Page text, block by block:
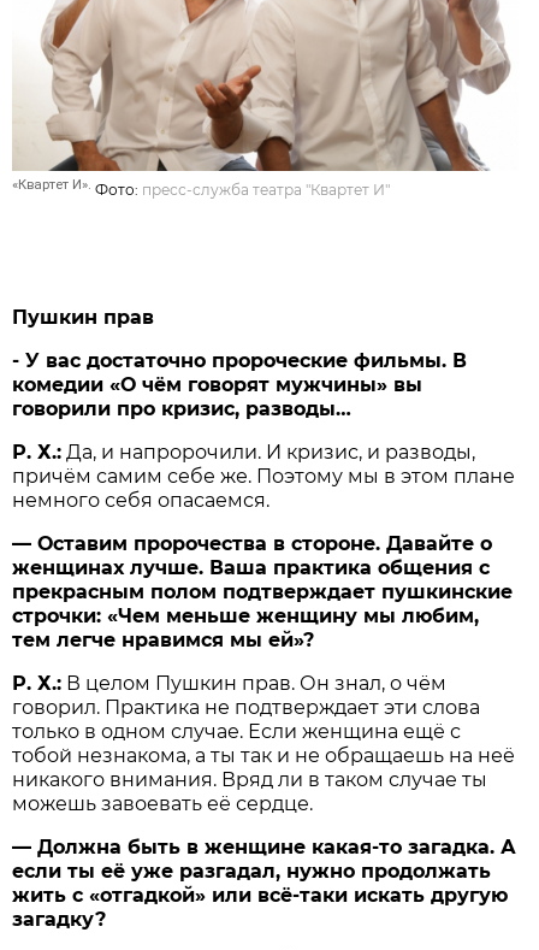
«Квартет И».Фото: пресс-служба театра "Квартет И"
Пушкин прав
- У вас достаточно пророческие фильмы. В
комедии «О чём говорят мужчины» вы
говорили про кризис, разводы…
Р. Х.: Да, и напророчили. И кризис, и разводы,
причём самим себе же. Поэтому мы в этом плане
немного себя опасаемся.
— Оставим пророчества в стороне. Давайте о
женщинах лучше. Ваша практика общения с
прекрасным полом подтверждает пушкинские
строчки: «Чем меньше женщину мы любим,
тем легче нравимся мы ей»?
Р. Х.: В целом Пушкин прав. Он знал, о чём
говорил. Практика не подтверждает эти слова
только в одном случае. Если женщина ещё с
тобой незнакома, а ты так и не обращаешь на неё
никакого внимания. Вряд ли в таком случае ты
можешь завоевать её сердце.
— Должна быть в женщине какая-то загадка. А
если ты её уже разгадал, нужно продолжать
жить с «отгадкой» или всё-таки искать другую
загадку?